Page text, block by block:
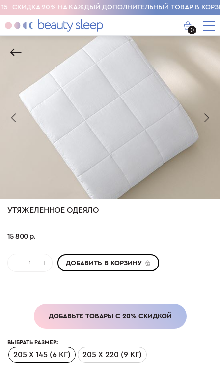
СКИДКА 20% НА КАЖДЫЙ ДОПОЛНИТЕЛЬНЫЙ ТОВАР В КОРЗИНЕ
0
УТЯЖЕЛЕННОЕ ОДЕЯЛО
ВЫБРАТЬ РАЗМЕР:
205 Х 145 (6 КГ) 205 Х 220 (9 КГ)
15 800 р.
ДОБАВИТЬ В КОРЗИНУ
ДОБАВЬТЕ ТОВАРЫ С 20% СКИДКОЙ